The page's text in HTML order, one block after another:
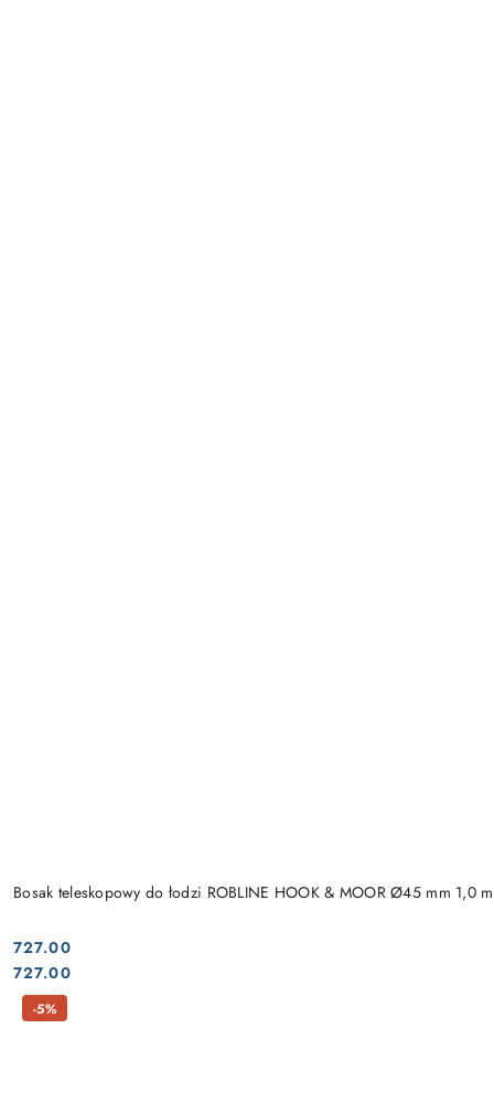
Bosak teleskopowy do łodzi ROBLINE HOOK & MOOR Ø45 mm 1,0
Cena:
727.00
Cena:
727.00
-5%